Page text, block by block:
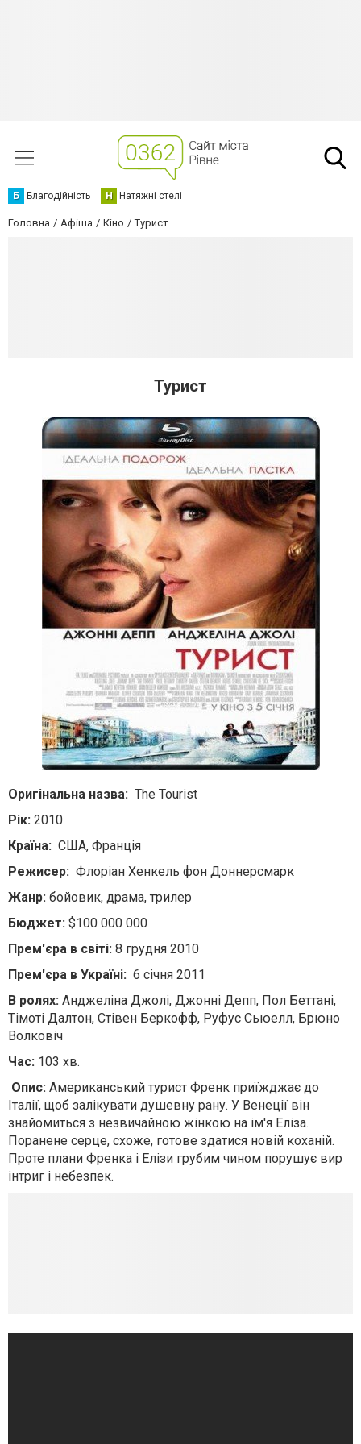
Б Благодійність Н Натяжні стелі
Головна Афіша Кіно Турист
Турист
Оригінальна назва: The Tourist
Рік: 2010
Країна: США, Франція
Режисер: Флоріан Хенкель фон Доннерсмарк
Жанр: бойовик, драма, трилер
Бюджет: $100 000 000
Прем'єра в світі: 8 грудня 2010
Прем'єра в Україні: 6 січня 2011
В ролях: Анджеліна Джолі, Джонні Депп, Пол Беттані,
Тімоті Далтон, Стівен Беркофф, Руфус Сьюелл, Брюно
Волковіч
Час: 103 хв.
Опис: Американський турист Френк приїжджає до
Італії, щоб залікувати душевну рану. У Венеції він
знайомиться з незвичайною жінкою на ім'я Еліза.
Поранене серце, схоже, готове здатися новій коханій.
Проте плани Френка і Елізи грубим чином порушує вир
інтриг і небезпек.